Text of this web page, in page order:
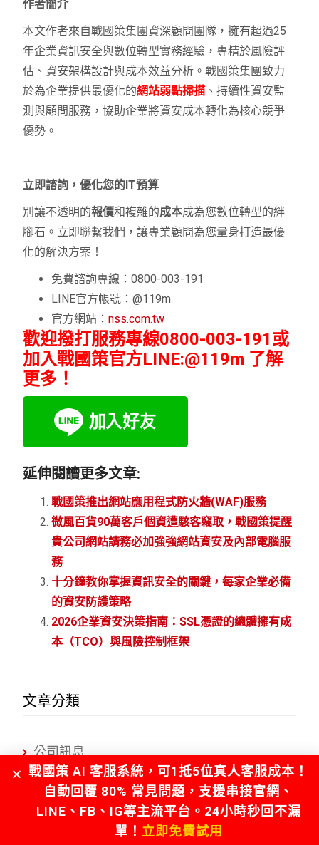
作者簡介
本文作者來自戰國策集團資深顧問團隊，擁有超過25
年企業資訊安全與數位轉型實務經驗，專精於風險評
估、資安架構設計與成本效益分析。戰國策集團致力
於為企業提供最優化的網站弱點掃描 、持續性資安監
測與顧問服務，協助企業將資安成本轉化為核心競爭
優勢。
立即諮詢，優化您的IT預算
別讓不透明的報價和複雜的成本成為您數位轉型的絆
腳石。立即聯繫我們，讓專業顧問為您量身打造最優
化的解決方案！
免費諮詢專線：0800-003-191
LINE官方帳號：@119m
官方網站：nss.com.tw
歡迎撥打服務專線0800-003-191或
加入戰國策官方LINE:@119m 了解
更多！
延伸閱讀更多文章:
戰國策推出網站應用程式防火牆(WAF)服務
微風百貨90萬客戶個資遭駭客竊取，戰國策提醒
貴公司網站請務必加強強網站資安及內部電腦服
務
十分鐘教你掌握資訊安全的關鍵，每家企業必備
的資安防護策略
2026企業資安決策指南：SSL憑證的總體擁有成
本（TCO）與風險控制框架
文章分類
公司訊息
網域名稱
主機服務
戰國策 AI 客服系統，可1抵5位真人客服成本！
自動回覆 80% 常見問題，支援串接官網、
LINE、FB、IG等主流平台。24小時秒回不漏
單！ 立即免費試用